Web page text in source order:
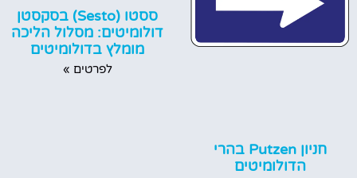
חניון Putzen בהרי
הדולומיטים
ססטו (Sesto) בסקסטן
דולומיטים: מסלול הליכה
מומלץ בדולומיטים
לפרטים »